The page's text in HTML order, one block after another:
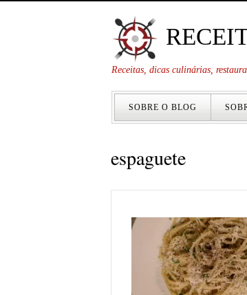
Receitas, dicas culinárias,
SOBRE O BLOG
espaguete